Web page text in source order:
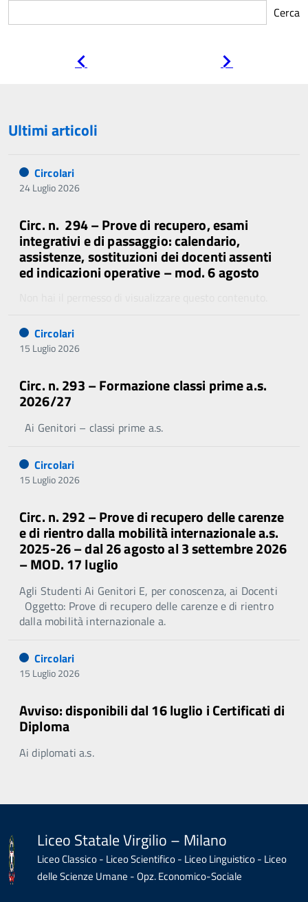
Cerca
Ultimi articoli
Circolari
24 Luglio 2026
Circ. n. 294 – Prove di recupero, esami
integrativi e di passaggio: calendario,
assistenze, sostituzioni dei docenti assenti
ed indicazioni operative – mod. 6 agosto
Circolari
15 Luglio 2026
Circ. n. 293 – Formazione classi prime a.s.
2026/27
Ai Genitori – classi prime a.s.
Circolari
15 Luglio 2026
Circ. n. 292 – Prove di recupero delle carenze
e di rientro dalla mobilità internazionale a.s.
2025-26 – dal 26 agosto al 3 settembre 2026
– MOD. 17 luglio
Agli Studenti Ai Genitori E, per conoscenza, ai Docenti
Oggetto: Prove di recupero delle carenze e di rientro
dalla mobilità internazionale a.
Circolari
15 Luglio 2026
Avviso: disponibili dal 16 luglio i Certificati di
Diploma
Ai diplomati a.s.
Liceo Statale Virgilio – Milano
Liceo Classico - Liceo Scientifico - Liceo Linguistico - Liceo
delle Scienze Umane - Opz. Economico-Sociale